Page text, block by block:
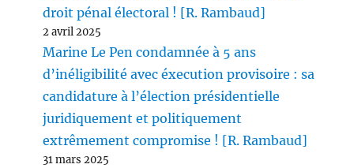
droit pénal électoral ! [R. Rambaud]
2 avril 2025
Marine Le Pen condamnée à 5 ans
d’inéligibilité avec éxecution provisoire : sa
candidature à l’élection présidentielle
juridiquement et politiquement
extrêmement compromise ! [R. Rambaud]
31 mars 2025